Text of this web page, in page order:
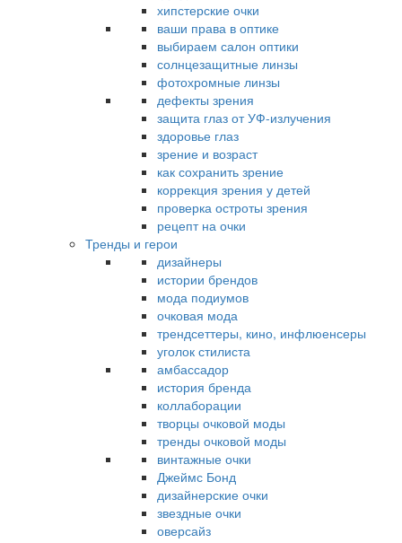
хипстерские очки
ваши права в оптике
выбираем салон оптики
солнцезащитные линзы
фотохромные линзы
дефекты зрения
защита глаз от УФ-излучения
здоровье глаз
зрение и возраст
как сохранить зрение
коррекция зрения у детей
проверка остроты зрения
рецепт на очки
Тренды и герои
дизайнеры
истории брендов
мода подиумов
очковая мода
трендсеттеры, кино, инфлюенсеры
уголок стилиста
амбассадор
история бренда
коллаборации
творцы очковой моды
тренды очковой моды
винтажные очки
Джеймс Бонд
дизайнерские очки
звездные очки
оверсайз